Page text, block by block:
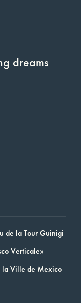
dreams
de la Tour Guinigi
Verticale»
la Ville de Mexico